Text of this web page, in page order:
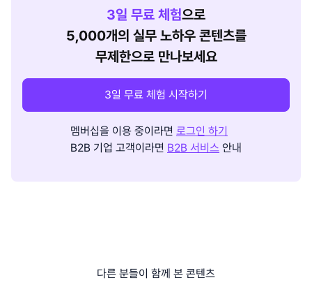
3일 무료 체험으로
5,000개의 실무 노하우 콘텐츠를
무제한으로 만나보세요
3일 무료 체험 시작하기
멤버십을 이용 중이라면 로그인 하기
B2B 기업 고객이라면 B2B 서비스 안내
다른 분들이 함께 본 콘텐츠